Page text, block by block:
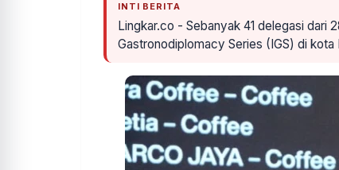
INTI BERITA
Lingkar.co - Sebanyak 41 delegasi dari
Gastronodiplomacy Series (IGS) di